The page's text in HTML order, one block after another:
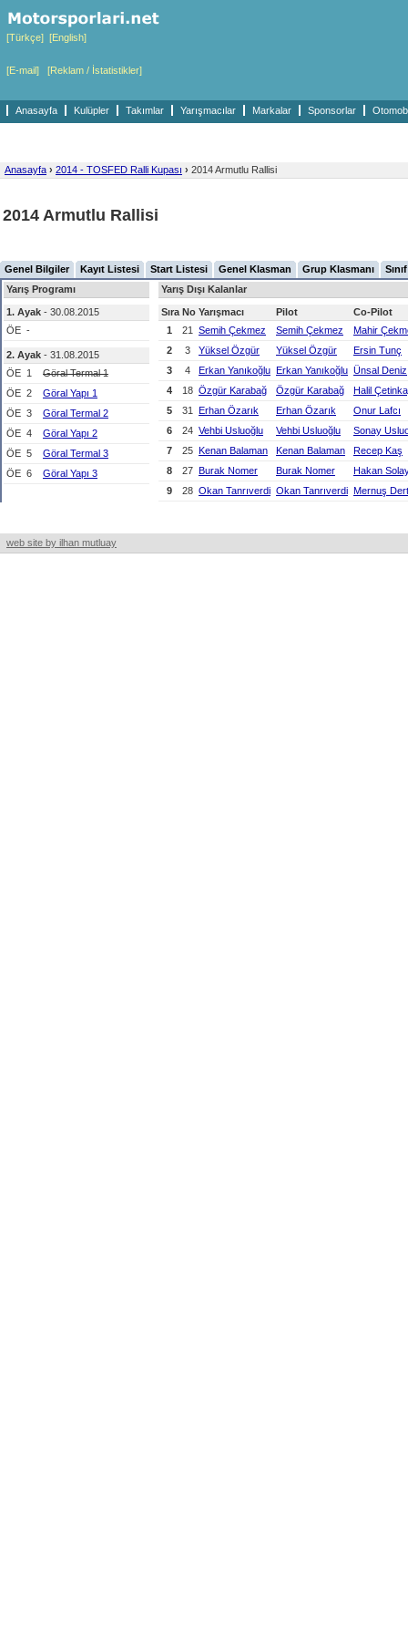
[Türkçe] [English]
[E-mail] [Reklam / İstatistikler]
Anasayfa Kulüpler Takımlar Yarışmacılar Markalar Sponsorlar
Anasayfa › 2014 - TOSFED Ralli Kupası › 2014 Armutlu Rallisi
2014 Armutlu Rallisi
Genel Bilgiler Kayıt Listesi Start Listesi Genel Klasman Grup Klasmanı
Yarış Programı
1. Ayak - 30.08.2015
ÖE -
2. Ayak - 31.08.2015
ÖE 1
Göral Termal 1
ÖE 2
Göral Yapı 1
ÖE 3
Göral Termal 2
ÖE 4
Göral Yapı 2
ÖE 5
Göral Termal 3
ÖE 6 Göral Yapı 3
Yarış Dışı Kalanlar
Sıra No Yarışmacı Pilot
Co-Pilot
1
21 Semih Çekmez Semih Çekmez
Mahir
2
3 Yüksel Özgür Yüksel Özgür
Ersin Tunç
3
4 Erkan Yanıkoğlu Erkan Yanıkoğlu Ünsal Deniz
4
18 Özgür Karabağ Özgür Karabağ
Halil
5
31 Erhan Özarık Erhan Özarık
Onur Lafcı
6
24 Vehbi Usluoğlu Vehbi Usluoğlu
Sonay
7
25 Kenan Balaman Kenan Balaman
Recep Kaş
8
27 Burak Nomer Burak Nomer
Hakan
9
28 Okan Tanrıverdi Okan Tanrıverdi Mernuş
web site by ilhan mutluay